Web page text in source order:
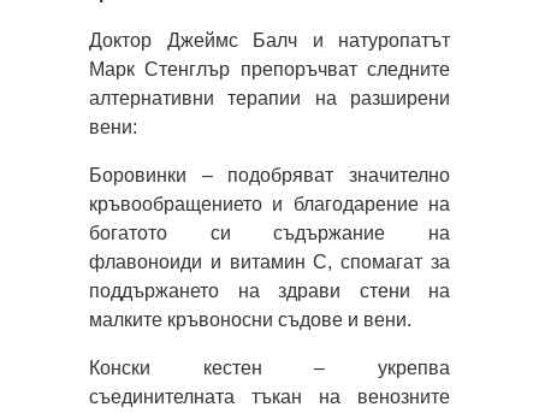
Доктор Джеймс Балч и натуропатът
Марк Стенглър препоръчват следните
алтернативни терапии на разширени
вени:
Боровинки – подобряват значително
кръвообращението и благодарение на
богатото си съдържание на
флавоноиди и витамин С, спомагат за
поддържането на здрави стени на
малките кръвоносни съдове и вени.
Конски кестен – укрепва
съединителната тъкан на венозните